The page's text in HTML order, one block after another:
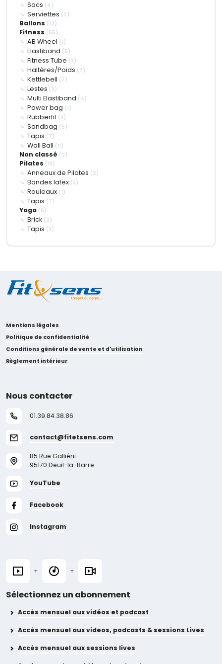
Sacs (4)
Serviettes (2)
Ballons (12)
Fitness (55)
AB Wheel (1)
Elastiband (5)
Fitness Tube (3)
Haltères/Poids (7)
Kettlebell (7)
Lestes (3)
Multi Elastiband (4)
Power bag (1)
Rubberfit (3)
Sandbag (5)
Tapis (7)
Wall Ball (9)
Non classé (0)
Pilates (13)
Anneaux de Pilates (2)
Bandes latex (3)
Rouleaux (1)
Tapis (7)
Yoga (6)
Brick (2)
Tapis (3)
Mentions légales
Politique de confidentialité
Conditions générale de vente et d'utilisation
Règlement intérieur
Nous contacter
01.39.84.38.86
contact@fitetsens.com
85 Rue Galliéni
95170 Deuil-la-Barre
YouTube
Facebook
Instagram
+ +
Sélectionnez un abonnement
Accès mensuel aux vidéos et podcast
Accès mensuel aux videos, podcasts & sessions Lives
Accès mensuel aux sessions lives